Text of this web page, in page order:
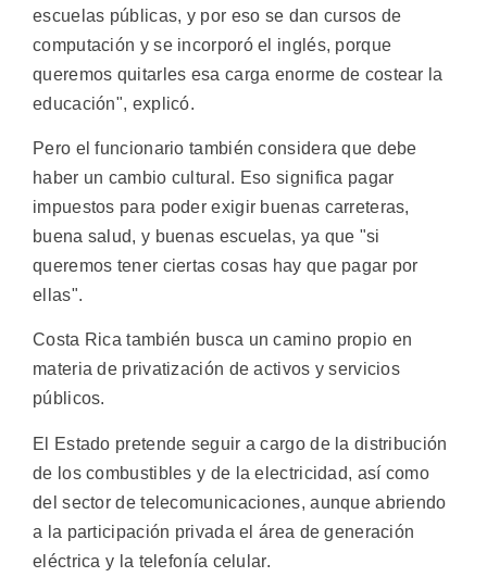
escuelas públicas, y por eso se dan cursos de
computación y se incorporó el inglés, porque
queremos quitarles esa carga enorme de costear la
educación", explicó.
Pero el funcionario también considera que debe
haber un cambio cultural. Eso significa pagar
impuestos para poder exigir buenas carreteras,
buena salud, y buenas escuelas, ya que "si
queremos tener ciertas cosas hay que pagar por
ellas".
Costa Rica también busca un camino propio en
materia de privatización de activos y servicios
públicos.
El Estado pretende seguir a cargo de la distribución
de los combustibles y de la electricidad, así como
del sector de telecomunicaciones, aunque abriendo
a la participación privada el área de generación
eléctrica y la telefonía celular.